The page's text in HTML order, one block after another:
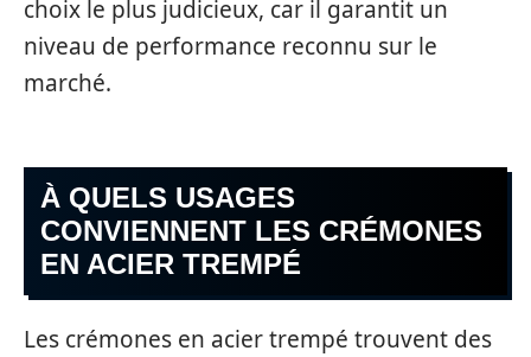
choix le plus judicieux, car il garantit un
niveau de performance reconnu sur le
marché.
À QUELS USAGES
CONVIENNENT LES CRÉMONES
EN ACIER TREMPÉ
Les crémones en acier trempé trouvent des